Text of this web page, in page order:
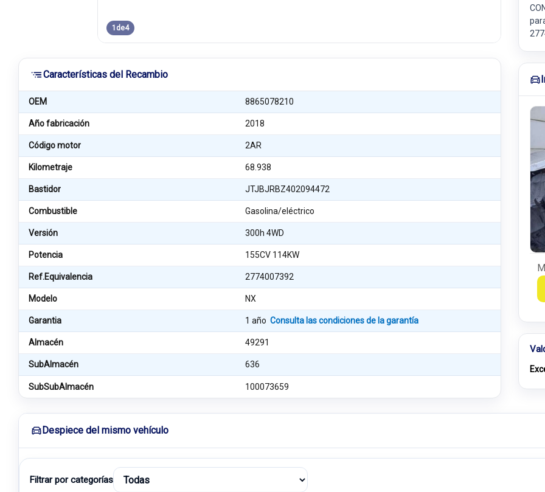
1 de4
Características del Recambio
OEM 8865078210
Año fabricación 2018
Código motor 2AR
Kilometraje 68.938
Bastidor JTJBJRBZ402094472
Combustible Gasolina/eléctrico
Versión 300h 4WD
Potencia 155CV 114KW
Ref.Equivalencia 2774007392
Modelo NX
Garantia 1 añoConsulta las condiciones de la garantía
Almacén 49291
SubAlmacén 636
SubSubAlmacén 100073659
Despiece del mismo vehículo
Filtrar por categorías